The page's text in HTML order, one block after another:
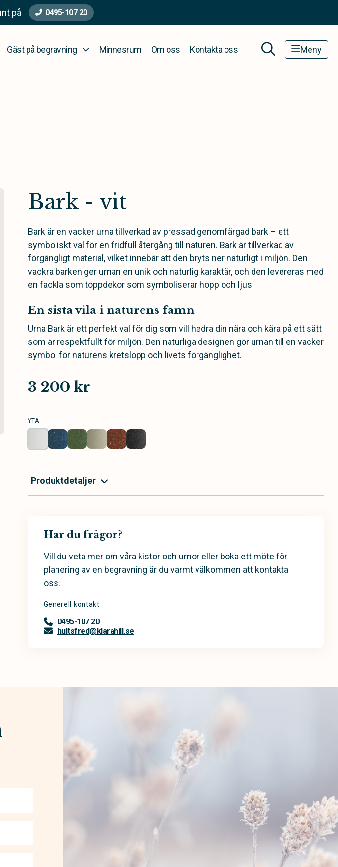
på 0495-107 20
Gäst på begravning Minnesrum Om oss Kontakta oss Meny
Bark - vit
Bark är en vacker urna tillverkad av pressad genomfärgad bark – ett
symboliskt val för en fridfull återgång till naturen. Bark är tillverkad av
förgängligt material, vilket innebär att den bryts ner naturligt i miljön. Den
vackra barken ger urnan en unik och naturlig karaktär, och den levereras med
en fackla som toppdekor som symboliserar hopp och ljus.
En sista vila i naturens famn
Urna Bark är ett perfekt val för dig som vill hedra din nära och kära på ett sätt
som är respektfullt för miljön. Den naturliga designen gör urnan till en vacker
symbol för naturens kretslopp och livets förgänglighet.
3 200 kr
YTA
Produktdetaljer
Har du frågor?
Vill du veta mer om våra kistor och urnor eller boka ett möte för
planering av en begravning är du varmt välkommen att kontakta
oss.
Generell kontakt
0495-107 20
hultsfred@klarahill.se